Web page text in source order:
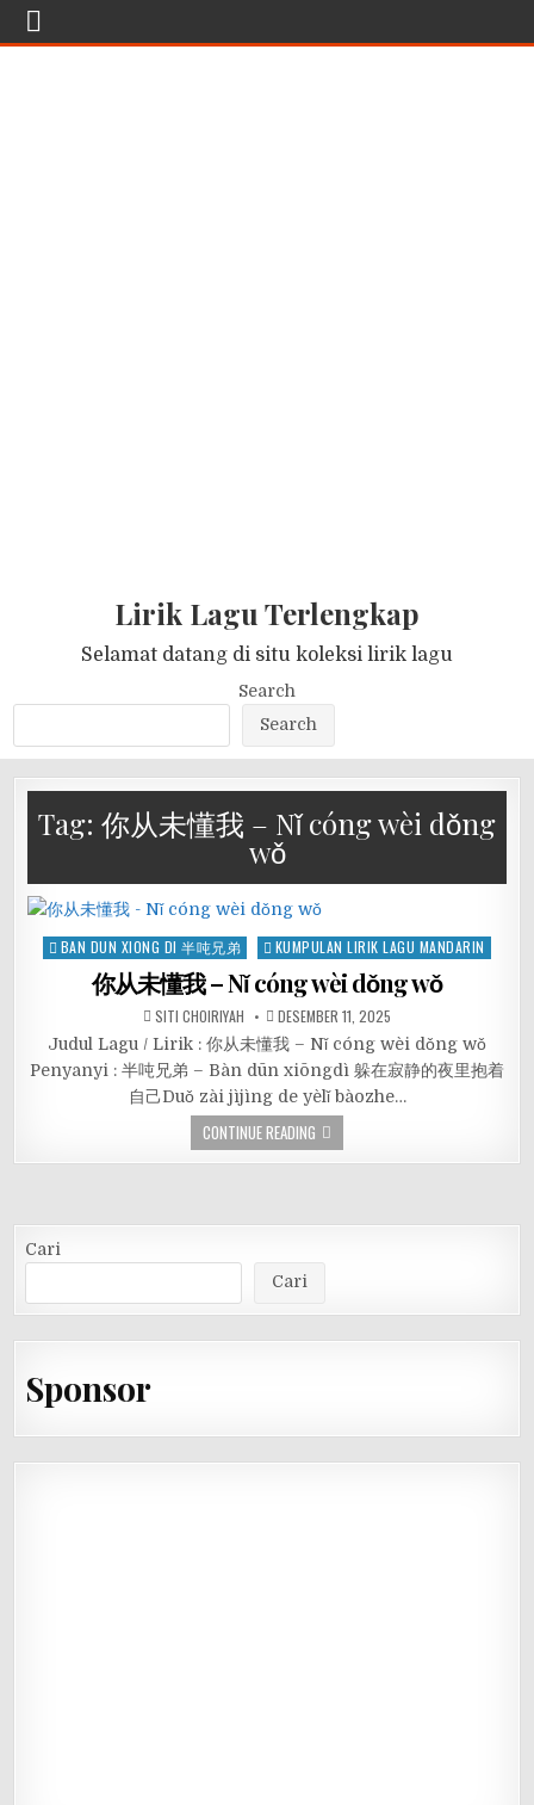
Lirik Lagu Terlengkap
Selamat datang di situ koleksi lirik lagu
Search
Search
Tag: 你从未懂我 – Nǐ cóng wèi dǒng
wǒ
Posted
BAN DUN XIONG DI 半吨兄弟 KUMPULAN LIRIK LAGU MANDARIN
你从未懂我 – Nǐ cóng wèi dǒng wǒ
SITI CHOIRIYAH DESEMBER 11, 2025
Judul Lagu / Lirik : 你从未懂我 – Nǐ cóng wèi dǒng wǒ
Penyanyi : 半吨兄弟 – Bàn dūn xiōngdì 躲在寂静的夜里抱着
自己Duǒ zài jìjìng de yèlǐ bàozhe…
CONTINUE READING
Cari
Cari
Sponsor